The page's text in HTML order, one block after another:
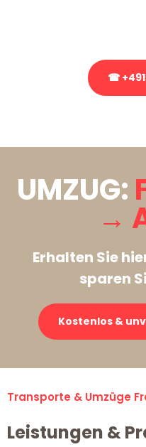
☎
UMZUG:
→
Erhalten Sie
sparen
Kostenlos &
Transporte & Umzüge
Leistungen &